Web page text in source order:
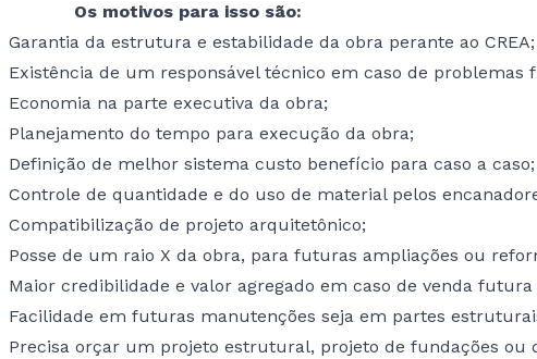
Os motivos para isso são:
Garantia da estrutura e estabilidade da obra perante ao CREA;
Existência de um responsável técnico em caso de problemas
Economia na parte executiva da obra;
Planejamento do tempo para execução da obra;
Definição de melhor sistema custo benefício para caso a caso;
Controle de quantidade e do uso de material pelos
Compatibilização de projeto arquitetônico;
Posse de um raio X da obra, para futuras ampliações ou
Maior credibilidade e valor agregado em caso de venda
Facilidade em futuras manutenções seja em partes
Precisa orçar um projeto estrutural, projeto de fundações